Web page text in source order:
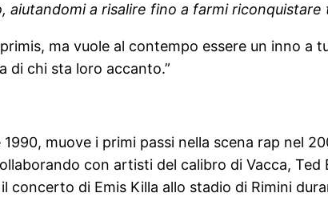
a risalire fino a farmi
ma vuole al contempo essere un inno
di chi sta loro accanto.”
1990, muove i primi passi nella scena rap nel
con artisti del calibro di Vacca, Ted
concerto di Emis Killa allo stadio di Rimini